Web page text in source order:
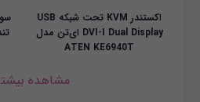
اکستندر KVM تحت شبکه USB
DVI-I Dual Display ای‌تن مدل
ATEN KE6940T
مشاهده